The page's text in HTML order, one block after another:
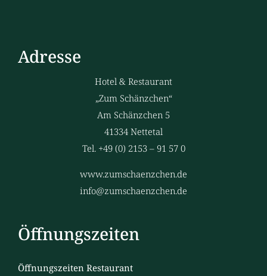
Adresse
Hotel & Restaurant
„Zum Schänzchen“
Am Schänzchen 5
41334 Nettetal
Tel. +49 (0) 2153 – 91 57 0
www.zumschaenzchen.de
info@zumschaenzchen.de
Öffnungszeiten
Öffnungszeiten Restaurant